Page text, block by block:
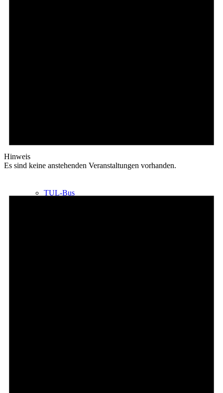
TUL-Bus
Hinweis
Es sind keine anstehenden Veranstaltungen vorhanden.